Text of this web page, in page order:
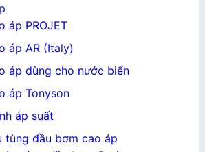
áp PROJET
áp AR (Italy)
áp dùng cho nước biển
áp Tonyson
áp suất
tùng đầu bơm cao áp